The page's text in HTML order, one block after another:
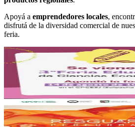
eventos disponibles
Descubrí todas lasferias y mercados de
artesanales
productos regionales.
Apoyá a
emprendedores locales,
disfrutá de la diversidad comercial de
feria.
CPCESJ
3° Feria Educativa de Ciencias